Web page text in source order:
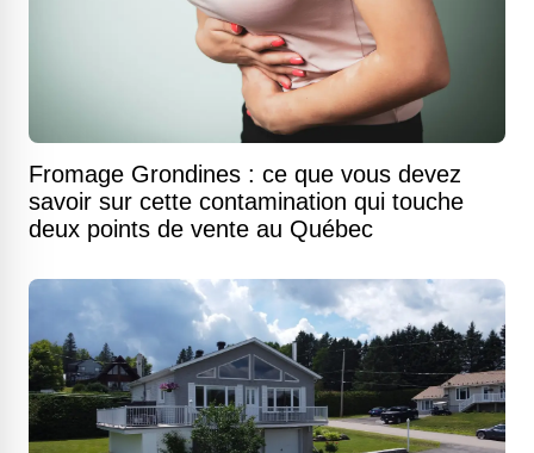
Fromage Grondines : ce que vous devez
savoir sur cette contamination qui touche
deux points de vente au Québec